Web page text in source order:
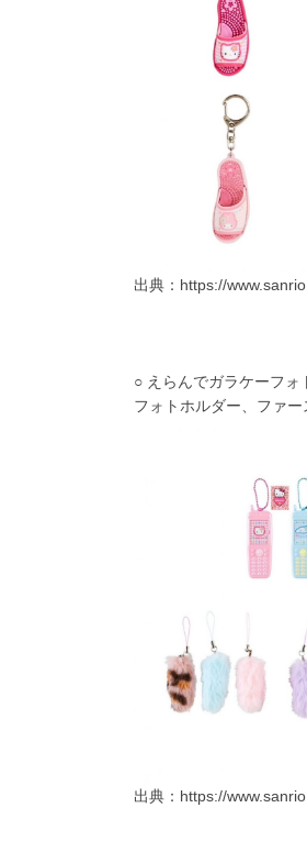
出典： https://
○ えらんでガラケーフォ
フォトホルダー、ファ
出典： https://